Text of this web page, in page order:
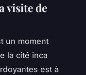
visite de
un moment
la cité inca
est à